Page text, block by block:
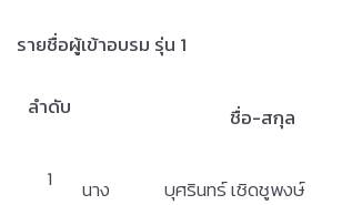
รายชื่อผู้เข้าอบรม รุ่น 1
ลำดับ ชื่อ-สกุล
1 นาง บุศรินทร์ เชิดชูพงษ์